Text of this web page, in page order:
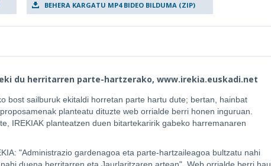
BEHERA KARGATU MP4 BIDEO BILDUMA (ZIP)
du herritarren parte-hartzerako, www.irekia.euskadi.net
bost sailburuk ekitaldi horretan parte hartu dute; bertan, hainbat
planteatu dituzte web orrialde berri honen inguruan.
IREKIAK planteatzen duen bitartekaririk gabeko harremanaren
"Administrazio gardenagoa eta parte-hartzaileagoa bultzatu nahi